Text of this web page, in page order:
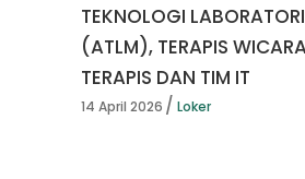
TEKNOLOGI
(ATLM), TERAPIS
TERAPIS DAN TIM IT
14 April 2026 Loker